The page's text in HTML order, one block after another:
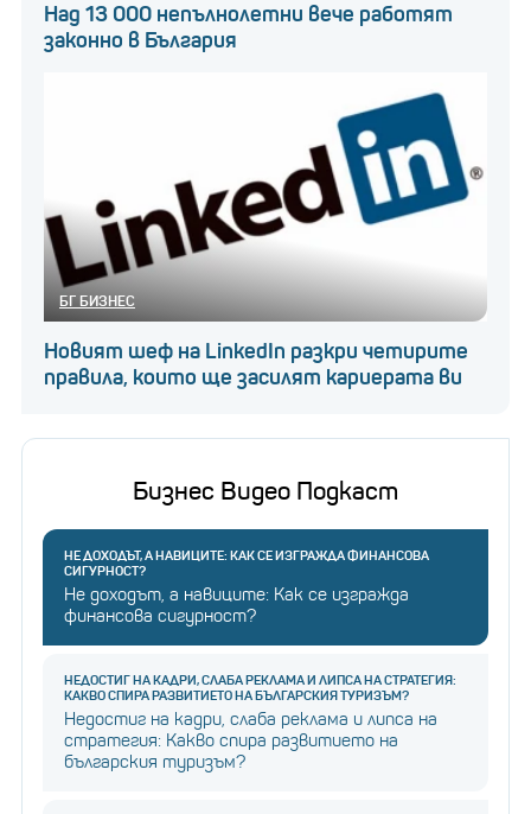
Над 13 000 непълнолетни вече работят
законно в България
БГ БИЗНЕС
Новият шеф на LinkedIn разкри четирите
правила, които ще засилят кариерата ви
Бизнес Видео Подкаст
НЕ ДОХОДЪТ, А НАВИЦИТЕ: КАК СЕ ИЗГРАЖДА ФИНАНСОВА
СИГУРНОСТ?
Не доходът, а навиците: Как се изгражда
финансова сигурност?
НЕДОСТИГ НА КАДРИ, СЛАБА РЕКЛАМА И ЛИПСА НА СТРАТЕГИЯ:
КАКВО СПИРА РАЗВИТИЕТО НА БЪЛГАРСКИЯ ТУРИЗЪМ?
Недостиг на кадри, слаба реклама и липса на
стратегия: Какво спира развитието на
българския туризъм?